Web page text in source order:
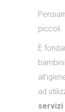
piccoli.
È
ad
servizi